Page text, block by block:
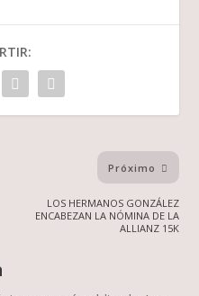
Próximo
LOS HERMANOS GONZÁLEZ
ENCABEZAN LA NÓMINA DE LA
ALLIANZ 15K